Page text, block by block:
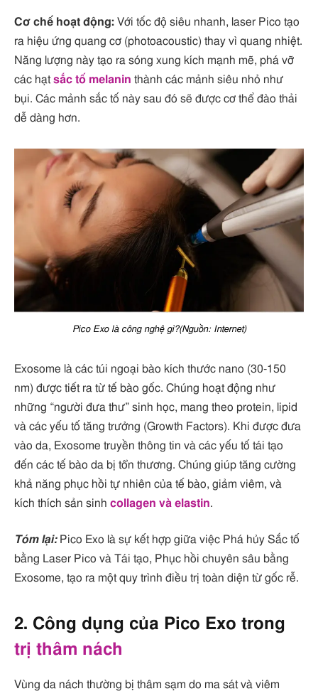
Cơ chế hoạt động: Với tốc độ siêu nhanh, laser Pico tạo
ra hiệu ứng quang cơ (photoacoustic) thay vì quang nhiệt.
Năng lượng này tạo ra sóng xung kích mạnh mẽ, phá vỡ
các hạt sắc tố melanin thành các mảnh siêu nhỏ như
bụi. Các mảnh sắc tố này sau đó sẽ được cơ thể đào thải
dễ dàng hơn.
Pico Exo là công nghệ gì?(Nguồn: Internet)
Exosome là các túi ngoại bào kích thước nano (30-150
nm) được tiết ra từ tế bào gốc. Chúng hoạt động như
những “người đưa thư” sinh học, mang theo protein, lipid
và các yếu tố tăng trưởng (Growth Factors). Khi được đưa
vào da, Exosome truyền thông tin và các yếu tố tái tạo
đến các tế bào da bị tổn thương. Chúng giúp tăng cường
khả năng phục hồi tự nhiên của tế bào, giảm viêm, và
kích thích sản sinh collagen và elastin.
Tóm lại:Pico Exo là sự kết hợp giữa việc Phá hủy Sắc tố
bằng Laser Pico và Tái tạo, Phục hồi chuyên sâu bằng
Exosome, tạo ra một quy trình điều trị toàn diện từ gốc rễ.
2. Công dụng của Pico Exo trong
trị thâm nách
Vùng da nách thường bị thâm sạm do ma sát và viêm